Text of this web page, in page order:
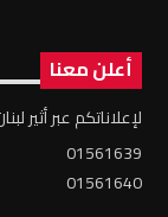
أعلن معنا
لإعلاناتكم عبر أثير
01561639
01561640